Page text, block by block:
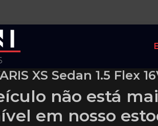
XS Sedan 1.5 Flex
não está
em nosso